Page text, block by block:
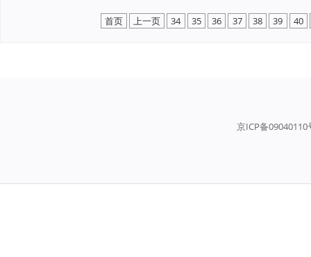
首页 上一页 34 35 36 37 38 39 40
京ICP备